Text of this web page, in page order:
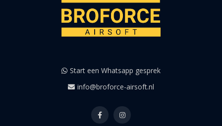
Start een Whatsapp gesprek
info@broforce-airsoft.nl